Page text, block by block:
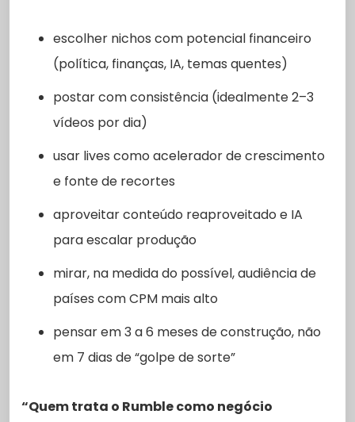
escolher nichos com potencial financeiro
(política, finanças, IA, temas quentes)
postar com consistência (idealmente 2–3
vídeos por dia)
usar lives como acelerador de crescimento
e fonte de recortes
aproveitar conteúdo reaproveitado e IA
para escalar produção
mirar, na medida do possível, audiência de
países com CPM mais alto
pensar em 3 a 6 meses de construção, não
em 7 dias de “golpe de sorte”
“Quem trata o Rumble como negócio